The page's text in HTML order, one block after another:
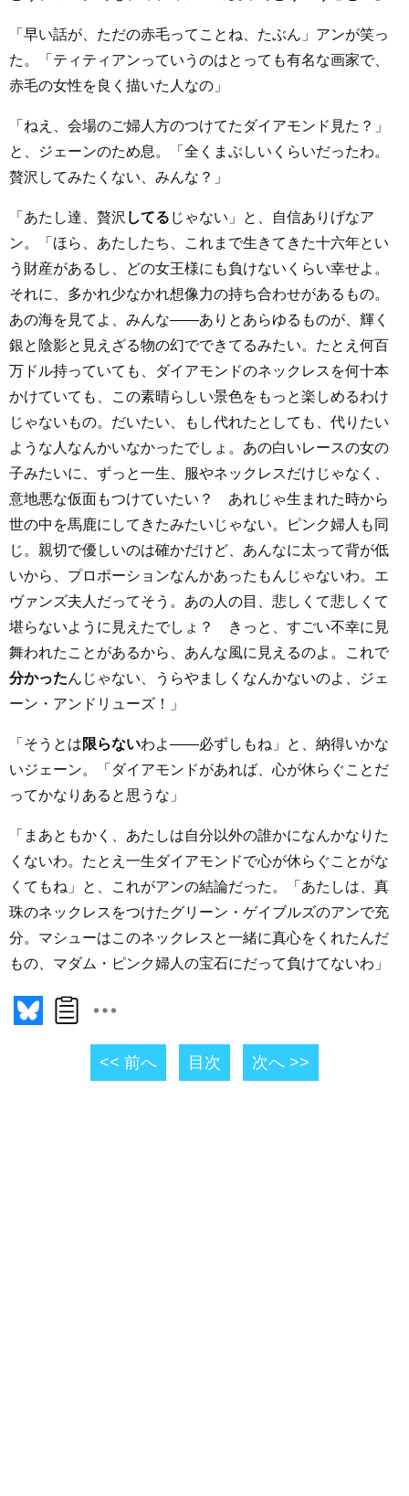
「早い話が、ただの赤毛ってことね、たぶん」アンが笑っ
た。「ティティアンっていうのはとっても有名な画家で、
赤毛の女性を良く描いた人なの」
「ねえ、会場のご婦人方のつけてたダイアモンド見た？」
と、ジェーンのため息。「全くまぶしいくらいだったわ。
贅沢してみたくない、みんな？」
「あたし達、贅沢 してる じゃない」と、自信ありげなア
ン。「ほら、あたしたち、これまで生きてきた十六年とい
う財産があるし、どの女王様にも負けないくらい幸せよ。
それに、多かれ少なかれ想像力の持ち合わせがあるもの。
あの海を見てよ、みんな――ありとあらゆるものが、輝く
銀と陰影と見えざる物の幻でできてるみたい。たとえ何百
万ドル持っていても、ダイアモンドのネックレスを何十本
かけていても、この素晴らしい景色をもっと楽しめるわけ
じゃないもの。だいたい、もし代れたとしても、代りたい
ような人なんかいなかったでしょ。あの白いレースの女の
子みたいに、ずっと一生、服やネックレスだけじゃなく、
意地悪な仮面もつけていたい？ あれじゃ生まれた時から
世の中を馬鹿にしてきたみたいじゃない。ピンク婦人も同
じ。親切で優しいのは確かだけど、あんなに太って背が低
いから、プロポーションなんかあったもんじゃないわ。エ
ヴァンズ夫人だってそう。あの人の目、悲しくて悲しくて
堪らないように見えたでしょ？ きっと、すごい不幸に見
舞われたことがあるから、あんな風に見えるのよ。これで
分かったんじゃない、うらやましくなんかないのよ、ジェ
ーン・アンドリューズ！」
「そうとは限らないわよ――必ずしもね」と、納得いかな
いジェーン。「ダイアモンドがあれば、心が休らぐことだ
ってかなりあると思うな」
「まあともかく、あたしは自分以外の誰かになんかなりた
くないわ。たとえ一生ダイアモンドで心が休らぐことがな
くてもね」と、これがアンの結論だった。「あたしは、真
珠のネックレスをつけたグリーン・ゲイブルズのアンで充
分。マシューはこのネックレスと一緒に真心をくれたんだ
もの、マダム・ピンク婦人の宝石にだって負けてないわ」
<< 前へ 目次 次へ >>